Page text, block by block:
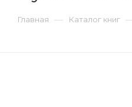
Главная — Каталог книг